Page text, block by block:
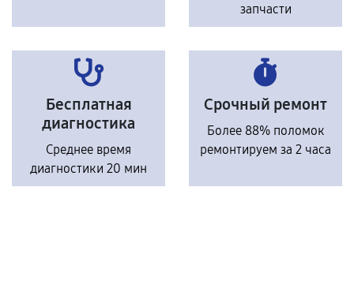
запчасти
Бесплатная
диагностика
Среднее время
диагностики 20 мин
Срочный ремонт
Более 88% поломок
ремонтируем за 2 часа